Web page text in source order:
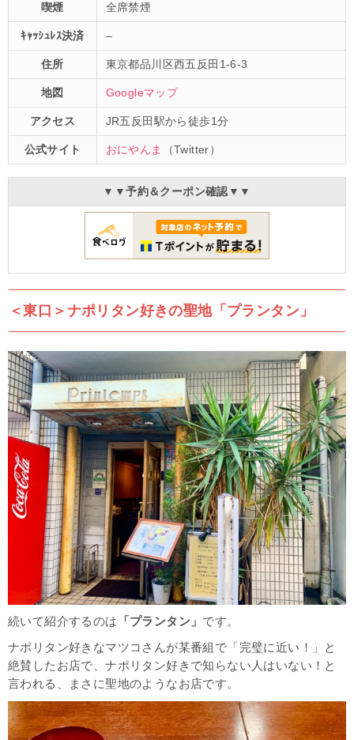
喫煙 全席禁煙
ｷｬｯｼｭﾚｽ決済 –
住所 東京都品川区西五反田1-6-3
地図 Googleマップ
アクセス JR五反田駅から徒歩1分
公式サイト おにやんま （Twitter）
▼▼予約＆クーポン確認▼▼
＜東口＞ナポリタン好きの聖地「プランタン」
続いて紹介するのは 「プランタン」 です。
ナポリタン好きなマツコさんが某番組で「完璧に近い！」と
絶賛したお店で、ナポリタン好きで知らない人はいない！と
言われる、まさに聖地のようなお店です。